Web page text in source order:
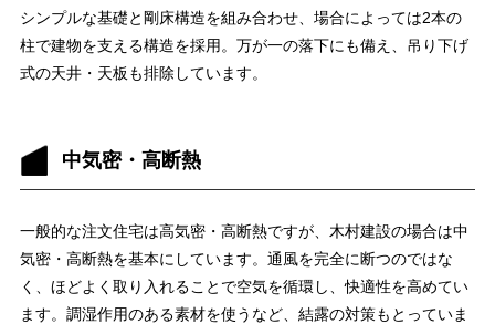
シンプルな基礎と剛床構造を組み合わせ、場合によっては2本の
柱で建物を支える構造を採用。万が一の落下にも備え、吊り下げ
式の天井・天板も排除しています。
中気密・高断熱
一般的な注文住宅は高気密・高断熱ですが、木村建設の場合は中
気密・高断熱を基本にしています。通風を完全に断つのではな
く、ほどよく取り入れることで空気を循環し、快適性を高めてい
ます。調湿作用のある素材を使うなど、結露の対策もとっていま